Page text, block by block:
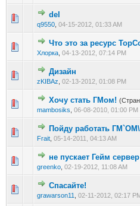
del
q9550 04-15-2012, 01:33 AM
0 голос(ов) - 0 из 5 в среднем
Что это за ресурс
Хлорка 04-13-2012, 07:14 PM
0 голос(ов) - 0 из 5 в
12345
Дизайн
zKIBAz 02-13-2012, 01:08 PM
0 голос(ов) - 0 из 5 в среднем
Хочу стать ГМом!
mambosiks 06-08-2010, 01:00 PM
0 голос(ов) - 0 из 5 в
1 2345
Пойду работать
Frait 05-14-2011, 04:13 AM
0 голос(ов) - 0 из 5 в
123 4 5
не пускает Гейм сервер
greenko 02-19-2012, 11:08 AM
0 голос(ов) - 0 из 5 в среднем
1234 5
Спасайте!
grawarson11 02-11-2012, 02:17
0 голос(ов) - 0 из 5 в среднем